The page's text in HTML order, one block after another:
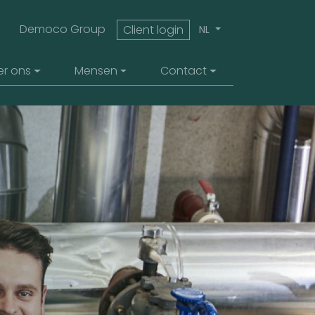
ons Mensen Contact
top menu
Democo Group Client login NL